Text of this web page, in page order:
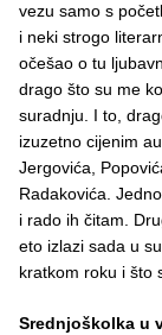
vezu samo s
i neki strogo
očešao o tu
drago što su me
suradnju. I to,
izuzetno cijenim
Jergovića,
Radakovića.
i rado ih čitam.
eto izlazi sada u
kratkom roku i što
Srednjoškolka u